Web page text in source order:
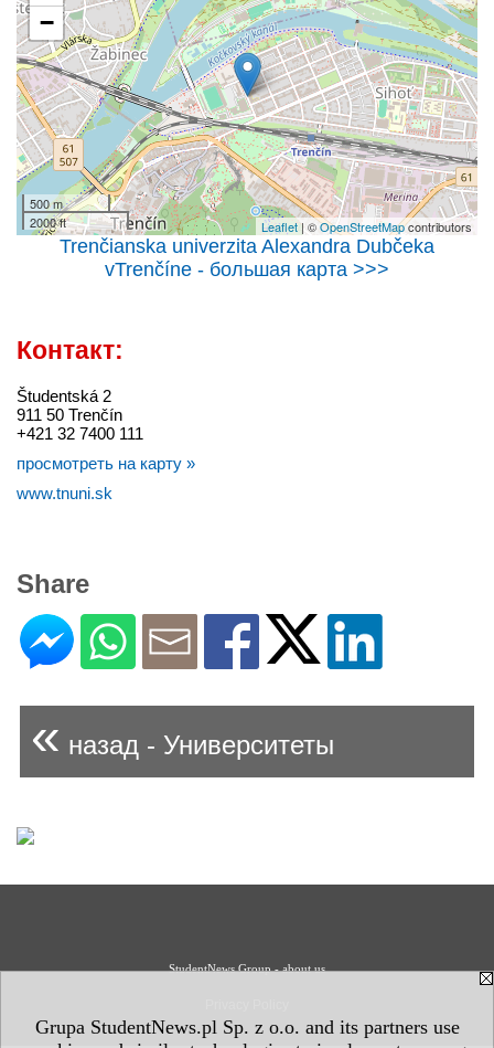
Grupa StudentNews.pl Sp. z o.o. and its partners use
−
500 m
2000 ft
Leaflet| ©OpenStreetMapcontributors
Trenčianska univerzita Alexandra Dubčeka
vTrenčíne - большая карта >>>
Контакт:
Študentská 2
911 50 Trenčín
+421 32 7400 111
просмотреть на карту »
www.tnuni.sk
Share
« назад - Университеты
StudentNews Group - about us